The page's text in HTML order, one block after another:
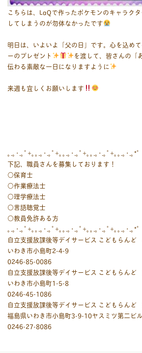
こちらは、LaQで作ったポケモンのキャラク
してしまうのが勿体なかったです
明日は、いよいよ「父の日」です。心を込め
ーのプレゼント
を渡して、皆さんの「
伝わる素敵な一日になりますように
来週も宜しくお願いします
｡.｡･.｡ﾟ+｡｡.｡･.｡ﾟ+｡｡.｡･.｡ﾟ+｡｡.｡･.｡ﾟ+｡｡.｡･.｡*ﾟ
下記、職員さんを募集しております！
○保育士
○作業療法士
○理学療法士
○言語聴覚士
○教員免許ある方
｡.｡･.｡ﾟ+｡｡.｡･.｡ﾟ+｡｡.｡･.｡ﾟ+｡｡.｡･.｡ﾟ+｡｡.｡･.｡*ﾟ
自立支援放課後等デイサービス こどもらん
いわき市小島町2-4-9
0246-85-0086
自立支援放課後等デイサービス こどもらん
いわき市小島町1-5-8
0246-45-1086
自立支援放課後等デイサービス こどもらん
福島県いわき市小島町3-9-10ヤスミツ第二ビ
0246-27-8086